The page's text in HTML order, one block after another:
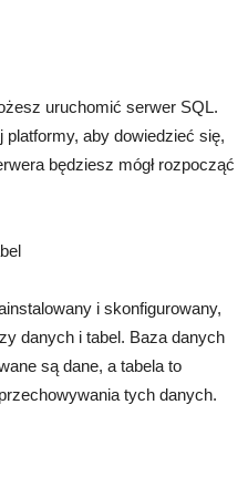
uruchomić serwer SQL.
aby dowiedzieć się,
będziesz mógł rozpocząć
i skonfigurowany,
danych i tabel. Baza danych
są dane, a tabela to
tych danych.